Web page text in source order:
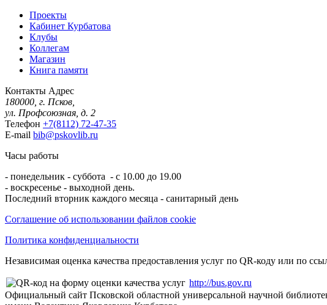
Проекты
Кабинет Курбатова
Клубы
Коллегам
Магазин
Книга памяти
Контакты Адрес
180000, г. Псков,
ул. Профсоюзная, д. 2
Телефон +7(8112) 72-47-35
E-mail bib@pskovlib.ru
Часы работы
- понедельник - суббота - с 10.00 до 19.00
- воскресенье - выходной день.
Последний вторник каждого месяца - санитарный день
Соглашение об использовании файлов cookie
Политика конфиденциальности
Независимая оценка качества предоставления услуг по QR-коду или по
http://bus.gov.ru
Официальный сайт Псковской областной универсальной научной